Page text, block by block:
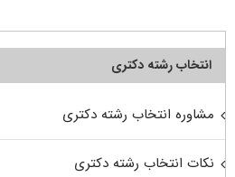
انتخاب رشته دکتری
مشاوره انتخاب رشته دکتری
نکات انتخاب رشته دکتری